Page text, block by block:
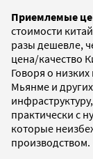
Приемлемые
стоимости
разы дешевле,
цена/качество
Говоря о
Мьянме и
практически с
которые
производством.